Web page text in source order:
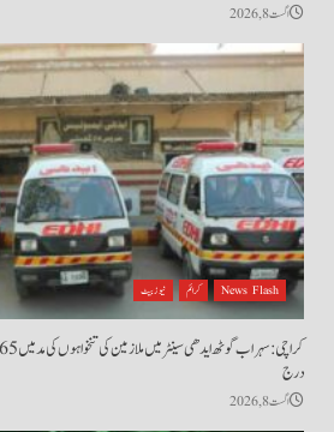
اگست 8, 2026
News Flash کرائم نیوز بیٹ
درج
اگست 8, 2026